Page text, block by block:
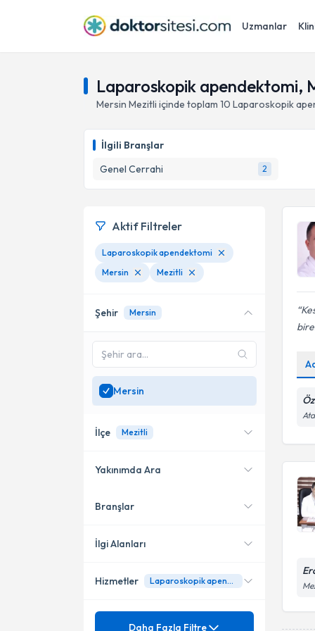
Uzmanlar
Laparoskopik apendektomi,
Mersin Mezitli içinde toplam 10 Laparoskopik
İlgili Branşlar
Genel Cerrahi
2
Aktif Filtreler
Laparoskopik apendektomi
Mersin
Mezitli
Şehir Mersin
Mersin
İlçe Mezitli
Akdeniz
Mezitli
Yakınımda Ara
Konumuma yakın uzmanları
Branşlar
Genel Cerrahi
İlgi Alanları
Safra Kesesi İltihabı
Hizmetler Laparoskopik apendektomi
Mezuniyet
Daha Fazla Filtre